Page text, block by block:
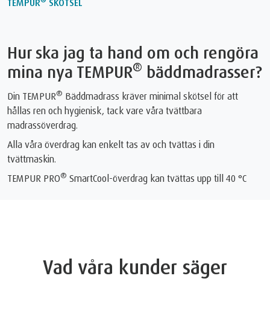
TEMPUR SKÖTSEL
Hur ska jag ta hand om och rengöra
mina nya TEMPUR® bäddmadrasser?
Din TEMPUR® Bäddmadrass kräver minimal skötsel för att
hållas ren och hygienisk, tack vare våra tvättbara
madrassöverdrag.
Alla våra överdrag kan enkelt tas av och tvättas i din
tvättmaskin.
TEMPUR PRO® SmartCool-överdrag kan tvättas upp till 40 °C
Vad våra kunder säger